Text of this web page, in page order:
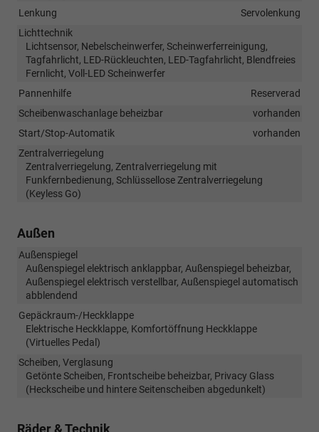
Lenkung
Servolenkung
Lichttechnik
Lichtsensor, Nebelscheinwerfer, Scheinwerferreinigung,
Tagfahrlicht, LED-Rückleuchten, LED-Tagfahrlicht, Blendfreies
Fernlicht, Voll-LED Scheinwerfer
Pannenhilfe
Reserverad
Scheibenwaschanlage beheizbar
vorhanden
Start/Stop-Automatik
vorhanden
Zentralverriegelung
Zentralverriegelung, Zentralverriegelung mit
Funkfernbedienung, Schlüssellose Zentralverriegelung
(Keyless Go)
Außen
Außenspiegel
Außenspiegel elektrisch anklappbar, Außenspiegel beheizbar,
Außenspiegel elektrisch verstellbar, Außenspiegel automatisch
abblendend
Gepäckraum-/Heckklappe
Elektrische Heckklappe, Komfortöffnung Heckklappe
(Virtuelles Pedal)
Scheiben, Verglasung
Getönte Scheiben, Frontscheibe beheizbar, Privacy Glass
(Heckscheibe und hintere Seitenscheiben abgedunkelt)
Räder & Technik